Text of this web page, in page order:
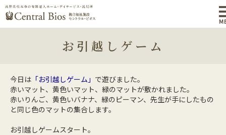
お引越しゲーム
今日は 「お引越しゲーム」 で遊びました。
赤いマット、黄色いマット、緑のマットが敷かれました。
赤いりんご、黄色いバナナ、緑のピーマン、先生が手にしたもの
と同じ色のマットの集合します。
お引越しゲームスタート。